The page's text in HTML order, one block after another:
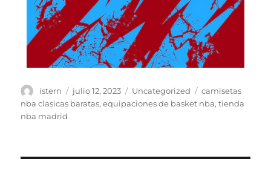
Autor
istern
Publicado
el
julio 12, 2023 Categorías
Uncategorized Etiquetas
camisetas
nba clasicas baratas,equipaciones de basket nba,tienda
nba madrid